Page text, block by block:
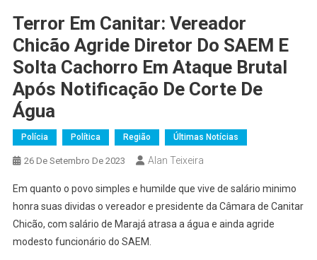
Terror Em Canitar: Vereador
Chicão Agride Diretor Do SAEM E
Solta Cachorro Em Ataque Brutal
Após Notificação De Corte De
Água
Polícia Política Região Últimas Notícias
26 De Setembro De 2023 Alan Teixeira
Em quanto o povo simples e humilde que vive de salário minimo
honra suas dividas o vereador e presidente da Câmara de Canitar
Chicão, com salário de Marajá atrasa a água e ainda agride
modesto funcionário do SAEM.